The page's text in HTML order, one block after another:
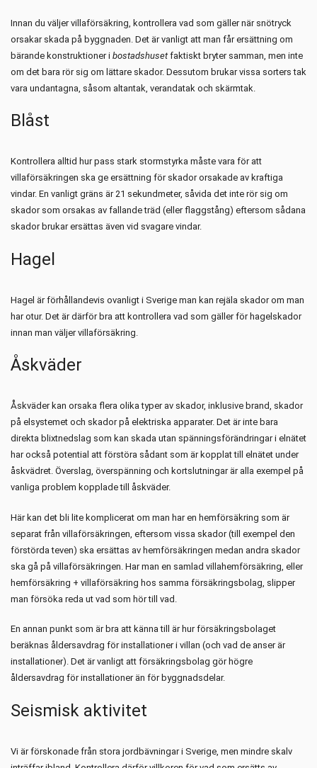
Innan du väljer villaförsäkring, kontrollera vad som gäller när snötryck
orsakar skada på byggnaden. Det är vanligt att man får ersättning om
bärande konstruktioner i bostadshusetfaktiskt bryter samman, men inte
om det bara rör sig om lättare skador. Dessutom brukar vissa sorters tak
vara undantagna, såsom altantak, verandatak och skärmtak.
Blåst
Kontrollera alltid hur pass stark stormstyrka måste vara för att
villaförsäkringen ska ge ersättning för skador orsakade av kraftiga
vindar. En vanligt gräns är 21 sekundmeter, såvida det inte rör sig om
skador som orsakas av fallande träd (eller flaggstång) eftersom sådana
skador brukar ersättas även vid svagare vindar.
Hagel
Hagel är förhållandevis ovanligt i Sverige man kan rejäla skador om man
har otur. Det är därför bra att kontrollera vad som gäller för hagelskador
innan man väljer villaförsäkring.
Åskväder
Åskväder kan orsaka flera olika typer av skador, inklusive brand, skador
på elsystemet och skador på elektriska apparater. Det är inte bara
direkta blixtnedslag som kan skada utan spänningsförändringar i elnätet
har också potential att förstöra sådant som är kopplat till elnätet under
åskvädret. Överslag, överspänning och kortslutningar är alla exempel på
vanliga problem kopplade till åskväder.
Här kan det bli lite komplicerat om man har en hemförsäkring som är
separat från villaförsäkringen, eftersom vissa skador (till exempel den
förstörda teven) ska ersättas av hemförsäkringen medan andra skador
ska gå på villaförsäkringen. Har man en samlad villahemförsäkring, eller
hemförsäkring + villaförsäkring hos samma försäkringsbolag, slipper
man försöka reda ut vad som hör till vad.
En annan punkt som är bra att känna till är hur försäkringsbolaget
beräknas åldersavdrag för installationer i villan (och vad de anser är
installationer). Det är vanligt att försäkringsbolag gör högre
åldersavdrag för installationer än för byggnadsdelar.
Seismisk aktivitet
Vi är förskonade från stora jordbävningar i Sverige, men mindre skalv